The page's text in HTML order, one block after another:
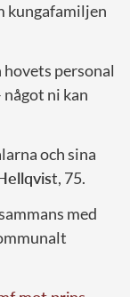
kungafamiljen
personal
ni kan
och sina
t, 75.
med